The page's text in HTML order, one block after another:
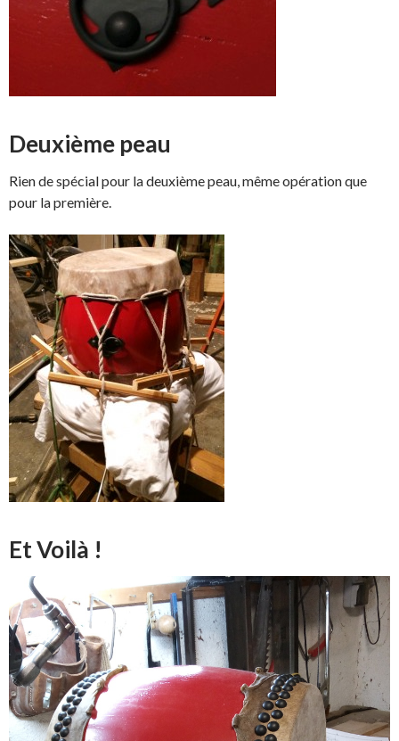
Deuxième peau
Rien de spécial pour la deuxième peau, même opération que
pour la première.
Et Voilà !